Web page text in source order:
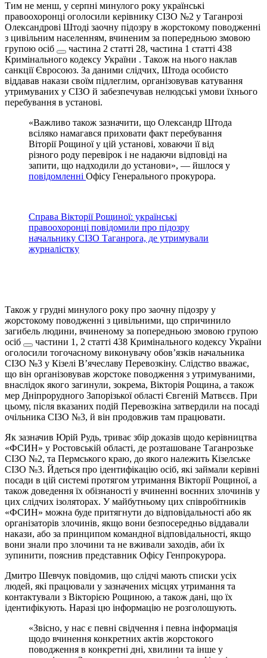
Тим не менш, у серпні минулого року українські
правоохоронці оголосили керівнику СІЗО №2 у Таганрозі
Олександрові Штоді заочну підозру в жорстокому поводженні
з цивільним населенням, вчиненим за попередньою змовою
групою осіб
частина 2 статті 28, частина 1 статті 438
Кримінального кодексу України . Також на нього наклав
санкції Євросоюз. За даними слідчих, Штода особисто
віддавав накази своїм підлеглим, організовував катування
утримуваних у СІЗО й забезпечував нелюдські умови їхнього
перебування в установі.
«Важливо також зазначити, що Олександр Штода
всіляко намагався приховати факт перебування
Віторії Рощиної у цій установі, ховаючи її від
різного роду перевірок і не надаючи відповіді на
запити, що надходили до установи», — йшлося у
повідомленні Офісу Генерального прокурора.
Справа Вікторії Рощиної: українські
правоохоронці повідомили про підозру
начальнику СІЗО Таганрога, де утримували
журналістку
Також у грудні минулого року про заочну підозру у
жорстокому поводженні з цивільними, що спричинило
загибель людини, вчиненому за попередньою змовою групою
осіб
частини 1, 2 статті 438 Кримінального кодексу України
оголосили тогочасному виконувачу обов’язків начальника
СІЗО №3 у Кізелі В’ячеславу Перевозкіну. Слідство вважає,
що він організовував жорстоке поводження з утримуваними,
внаслідок якого загинули, зокрема, Вікторія Рощина, а також
мер Дніпрорудного Запорізької області Євгеній Матвєєв. При
цьому, після вказаних подій Перевозкіна затвердили на посаді
очільника СІЗО №3, й він продовжив там працювати.
Як зазначив Юрій Рудь, триває збір доказів щодо керівництва
«ФСИН» у Ростовській області, де розташоване Таганрозьке
СІЗО №2, та Пермського краю, до якого належить Кізелське
СІЗО №3. Йдеться про ідентифікацію осіб, які займали керівні
посади в цій системі протягом утримання Вікторії Рощиної, а
також доведення їх обізнаності у вчиненні воєнних злочинів у
цих слідчих ізоляторах. У майбутньому цих співробітників
«ФСИН» можна буде притягнути до відповідальності або як
організаторів злочинів, якщо вони безпосередньо віддавали
накази, або за принципом командної відповідальності, якщо
вони знали про злочини та не вживали заходів, аби їх
зупинити, пояснив представник Офісу Генпрокурора.
Дмитро Шевчук повідомив, що слідчі мають списки усіх
людей, які працювали у зазначених місцях утримання та
контактували з Вікторією Рощиною, а також дані, що їх
ідентифікують. Наразі цю інформацію не розголошують.
«Звісно, у нас є певні свідчення і певна інформація
щодо вчинення конкретних актів жорстокого
поводження в конкретні дні, хвилини та інше у